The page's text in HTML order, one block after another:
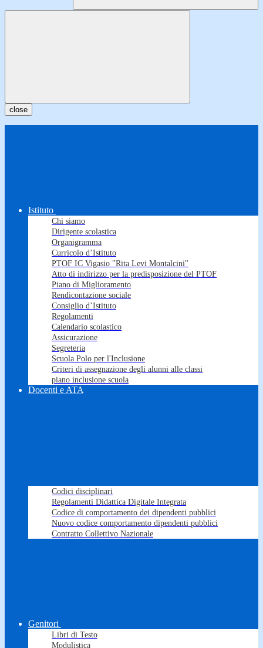
close
Istituto
Chi siamo
Dirigente scolastica
Organigramma
Curricolo d’Istituto
PTOF IC Vigasio "Rita Levi Montalcini"
Atto di indirizzo per la predisposizione del PTOF
Piano di Miglioramento
Rendicontazione sociale
Consiglio d’Istituto
Regolamenti
Calendario scolastico
Assicurazione
Segreteria
Scuola Polo per l'Inclusione
Criteri di assegnazione degli alunni alle classi
piano inclusione scuola
Docenti e ATA
Codici disciplinari
Regolamenti Didattica Digitale Integrata
Codice di comportamento dei dipendenti pubblici
Nuovo codice comportamento dipendenti pubblici
Contratto Collettivo Nazionale
Genitori
Libri di Testo
Modulistica